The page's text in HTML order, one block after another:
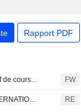
Rapport PDF
Nordea abaisse l'objectif de cours d'A.P. Møller-Maersk à 14 900 couronnes danoises (contre 15 200), réitère sa recommandation à la vente FW
Agenda FRANCE & INTERNATIONAL - Semaine du 3 août RE